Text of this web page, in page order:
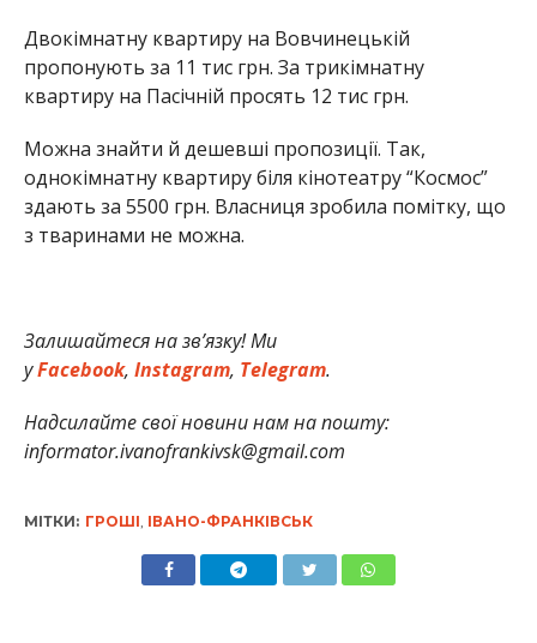
Двокімнатну квартиру на Вовчинецькій
пропонують за 11 тис грн. За трикімнатну
квартиру на Пасічній просять 12 тис грн.
Можна знайти й дешевші пропозиції. Так,
однокімнатну квартиру біля кінотеатру “Космос”
здають за 5500 грн. Власниця зробила помітку, що
з тваринами не можна.
Залишайтеся на зв’язку! Ми
уFacebook, Instagram, Telegram.
Надсилайте свої новини нам на пошту:
informator.ivanofrankivsk@gmail.com
МІТКИ: ГРОШІ ІВАНО-ФРАНКІВСЬК